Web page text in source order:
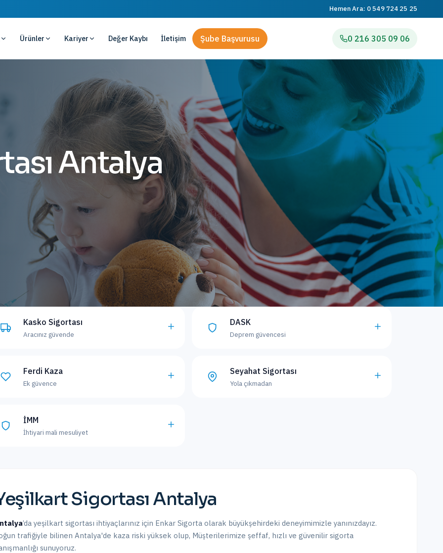
Hemen Ara: 0 549 724 25 25
Ürünler Kariyer Değer Kaybı İletişim Şube Başvurusu 0 216 305 09 06
Antalya
Kasko Sigortası
Aracınız güvende
DASK
Deprem güvencesi
Ferdi Kaza
Ek güvence
Seyahat Sigortası
Yola çıkmadan
İMM
İhtiyari mali mesuliyet
Sigortası Antalya
’da yeşilkart sigortası ihtiyaçlarınız için Enkar Sigorta olarak büyükşehirdeki deneyimimizle yanınızdayız.
trafiğiyle bilinen Antalya'de kaza riski yüksek olup, Müşterilerimize şeffaf, hızlı ve güvenilir sigorta
sunuyoruz.